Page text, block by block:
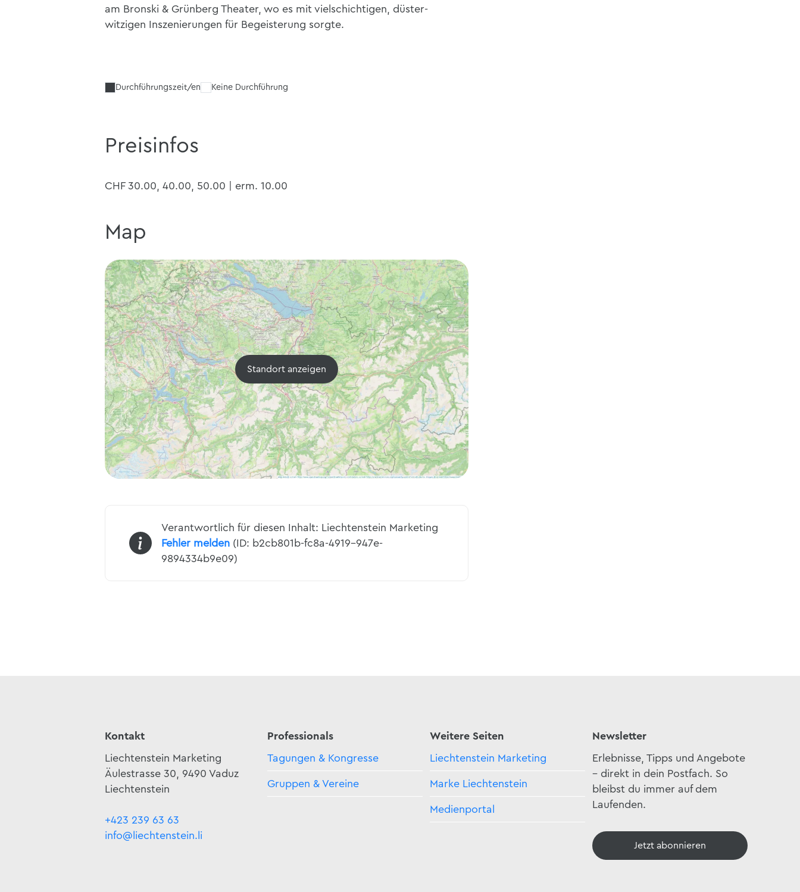
am Bronski & Grünberg Theater, wo es mit vielschichtigen, düster-
witzigen Inszenierungen für Begeisterung sorgte.
Durchführungszeit/en Keine Durchführung
Preisinfos
CHF 30.00, 40.00, 50.00 | erm. 10.00
Map
Standort anzeigen
Verantwortlich für diesen Inhalt: Liechtenstein Marketing
Fehler melden (ID: b2cb801b-fc8a-4919-947e-
9894334b9e09)
Kontakt
Liechtenstein Marketing
Äulestrasse 30, 9490 Vaduz
Liechtenstein
+423 239 63 63
info@liechtenstein.li
Professionals
Tagungen & Kongresse
Gruppen & Vereine
Weitere Seiten
Liechtenstein Marketing
Marke Liechtenstein
Medienportal
Newsletter
Erlebnisse, Tipps und Angebote
– direkt in dein Postfach. So
bleibst du immer auf dem
Laufenden.
Jetzt abonnieren